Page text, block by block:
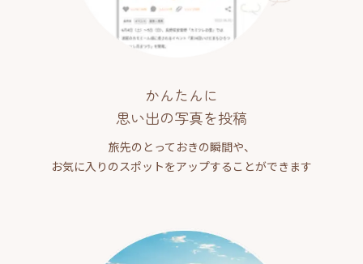
かんたんに
思い出の写真を投稿
旅先のとっておきの瞬間や、
お気に入りのスポットをアップすることができます